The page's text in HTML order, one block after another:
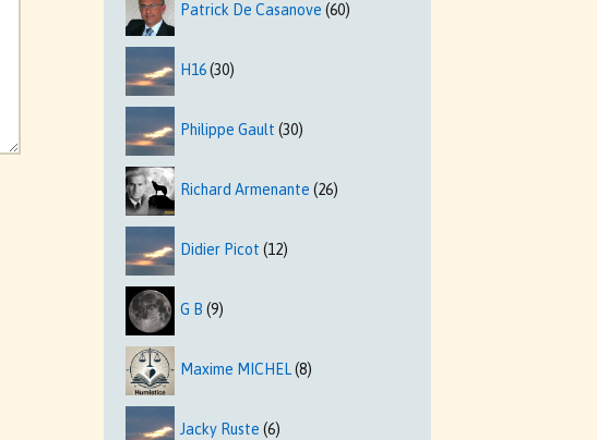
Patrick De Casanove (60)
H16(30)
Philippe Gault (30)
Richard Armenante (26)
Didier Picot (12)
G B (9)
Maxime MICHEL(8)
Jacky Ruste (6)